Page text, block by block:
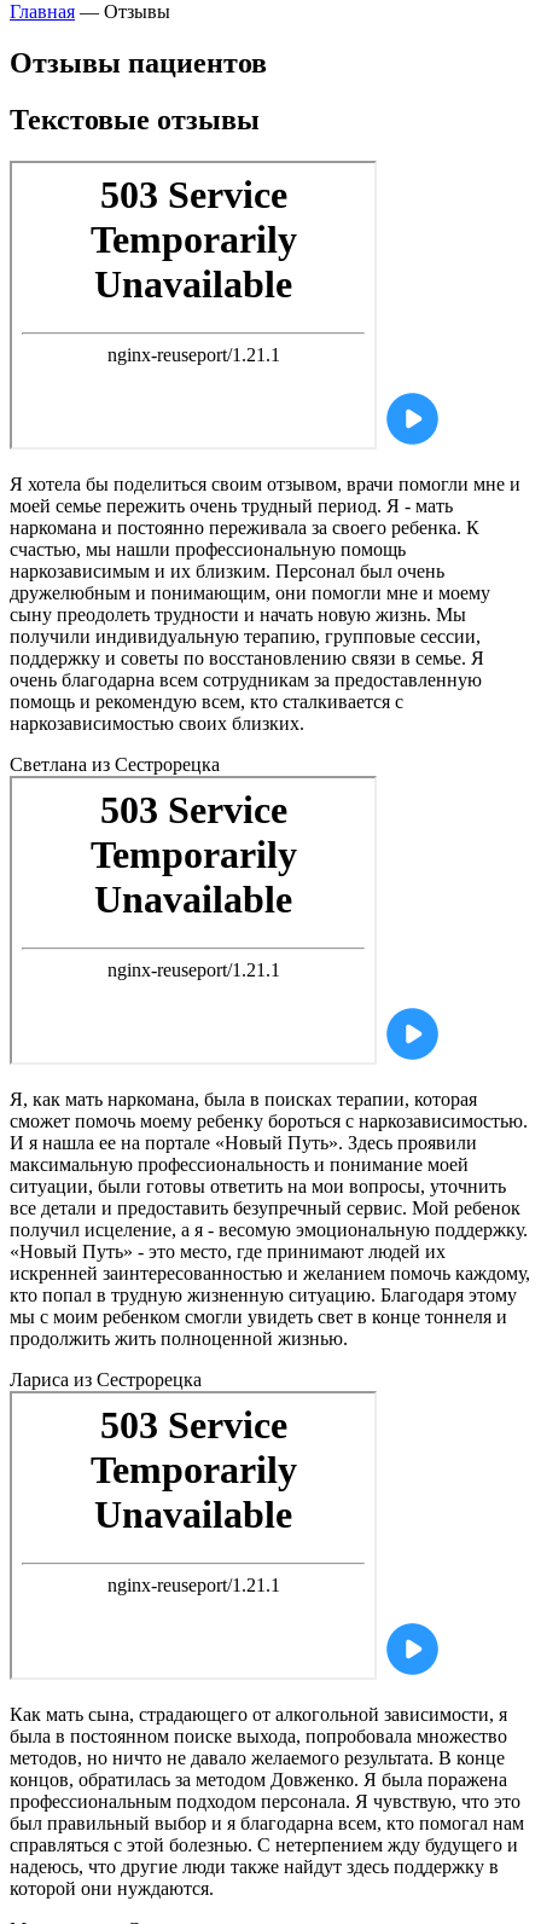
Главная — Отзывы
Отзывы пациентов
Текстовые отзывы
Я хотела бы поделиться своим отзывом, врачи помогли мне и
моей семье пережить очень трудный период. Я - мать
наркомана и постоянно переживала за своего ребенка. К
счастью, мы нашли профессиональную помощь
наркозависимым и их близким. Персонал был очень
дружелюбным и понимающим, они помогли мне и моему
сыну преодолеть трудности и начать новую жизнь. Мы
получили индивидуальную терапию, групповые сессии,
поддержку и советы по восстановлению связи в семье. Я
очень благодарна всем сотрудникам за предоставленную
помощь и рекомендую всем, кто сталкивается с
наркозависимостью своих близких.
Светлана из Сестрорецка
Я, как мать наркомана, была в поисках терапии, которая
сможет помочь моему ребенку бороться с наркозависимостью.
И я нашла ее на портале «Новый Путь». Здесь проявили
максимальную профессиональность и понимание моей
ситуации, были готовы ответить на мои вопросы, уточнить
все детали и предоставить безупречный сервис. Мой ребенок
получил исцеление, а я - весомую эмоциональную поддержку.
«Новый Путь» - это место, где принимают людей их
искренней заинтересованностью и желанием помочь каждому,
кто попал в трудную жизненную ситуацию. Благодаря этому
мы с моим ребенком смогли увидеть свет в конце тоннеля и
продолжить жить полноценной жизнью.
Лариса из Сестрорецка
Как мать сына, страдающего от алкогольной зависимости, я
была в постоянном поиске выхода, попробовала множество
методов, но ничто не давало желаемого результата. В конце
концов, обратилась за методом Довженко. Я была поражена
профессиональным подходом персонала. Я чувствую, что это
был правильный выбор и я благодарна всем, кто помогал нам
справляться с этой болезнью. С нетерпением жду будущего и
надеюсь, что другие люди также найдут здесь поддержку в
которой они нуждаются.